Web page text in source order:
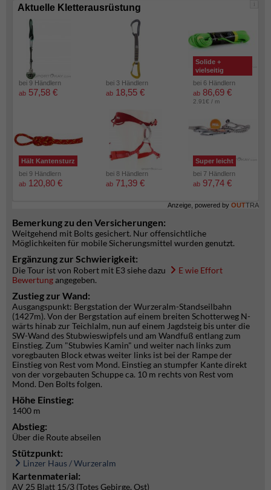
i
Aktuelle Kletterausrüstung
bei 9 Händlern
ab 57,58 €
bei 3 Händlern
ab 18,55 €
Solide +
vielseitig
bei 6 Händlern
ab 86,69 €
2.91€ / m
Hält Kantensturz
bei 9 Händlern
ab 120,80 €
bei 8 Händlern
ab 71,39 €
Super leicht
bei 7 Händlern
ab 97,74 €
Anzeige, powered by OUTTRA
Bemerkung zu den Versicherungen:
Weitgehend mit Bolts gesichert. Nur offensichtliche
Möglichkeiten für mobile Sicherungsmittel wurden genutzt.
Ergänzung zur Schwierigkeit:
Die Tour ist von Robert mit E3 siehe dazu
E wie Effort
Bewertungangegeben.
Zustieg zur Wand:
Ausgangspunkt: Bergstation der Wurzeralm-Standseilbahn
(1427m). Von der Bergstation auf einem breiten Schotterweg N-
wärts hinab zur Teichlalm, nun auf einem Jagdsteig bis unter die
SW-Wand des Stubwieswipfels und am Wandfuß entlang zum
Einstieg. Zum "Stubwies Kamin" und weiter nach links zum
voregbauten Block etwas weiter links ist bei der Rampe der
Einstieg von Rest vom Mond. Einstieg an stumpfer Kante direkt
von der vorgebauten Schuppe ca. 10 m rechts von Rest vom
Mond. Den Bolts folgen.
Höhe Einstieg:
1400 m
Abstieg:
Über die Route abseilen
Stützpunkt:
Linzer Haus / Wurzeralm
Kartenmaterial:
AV 25 Blatt 15/3 (Totes Gebirge, Ost)